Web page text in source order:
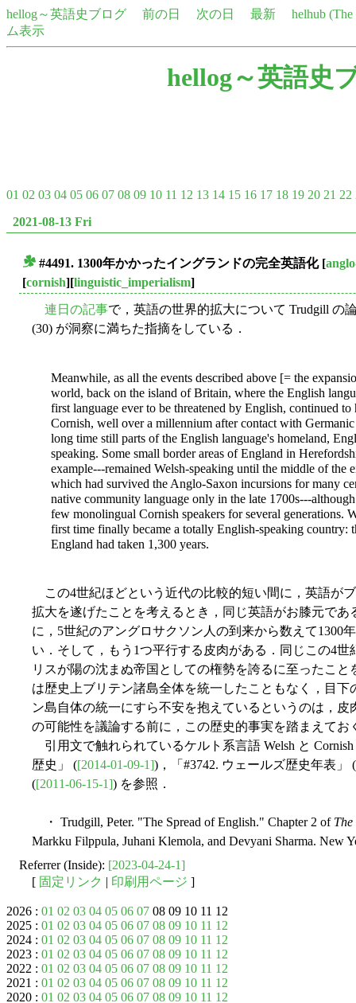
hellog～英語史ブログ 前の日 次の日 最新
helhub
ム表示
hellog～英語史
01 02 03 04 05 06 07 08 09 10 11 12 13 14 15 16 17 18 19 20 21 22
2021-08-13 Fri
#4491. 1300年かかったイングランドの完全英語化[
[cornish][linguistic_imperialism]
連日の記事で，英語の世界的拡大について Trudgill の
(30) が洞察に満ちた指摘をしている．
Meanwhile, as all the events described above [= the
world, back on the island of Britain, where the English
first language ever to be threatened by English, continued
Cornish, well over a millennium after contact with
long time still parts of the English language's homeland,
speaking. Some small border areas of England in
example---remained Welsh-speaking until the middle of the
which had survived the Anglo-Saxon incursions for many
native community language only in the late 1700s---
few monolingual Cornish speakers for several generations.
first time finally became a totally English-speaking country:
England had taken 1,300 years.
この4世紀ほどという近代の比較的短い間に，英語が
拡大を遂げたことを考えるとき，同じ英語がお膝元で
に，5世紀のアングロサクソン人の到来から数えて1300
い．そして，もう1つ平行する皮肉がある．同じこの4
リスが陽の沈まぬ帝国としての権勢を誇るに至ったこ
は歴史上ブリテン諸島全体を統一したこともなく，目
ン島自体の統一にすら不安を抱えているというのは，
の可能性を議論する前に，この歴史的事実を踏まえてお
引用文で触れられているケルト系言語 Welsh と
歴史」 ([2014-01-09-1])，「#3742. ウェールズ歴史年表」 (
([2011-06-15-1]) を参照．
・ Trudgill, Peter. "The Spread of English." Chapter 2 of
Markku Filppula, Juhani Klemola, and Devyani Sharma. New
Referrer (Inside): [2023-04-24-1]
[ 固定リンク | 印刷用ページ ]
2026 : 01 02 03 04 05 06 07 08 09 10 11 12
2025 : 01 02 03 04 05 06 07 08 09 10 11 12
2024 : 01 02 03 04 05 06 07 08 09 10 11 12
2023 : 01 02 03 04 05 06 07 08 09 10 11 12
2022 : 01 02 03 04 05 06 07 08 09 10 11 12
2021 : 01 02 03 04 05 06 07 08 09 10 11 12
2020 : 01 02 03 04 05 06 07 08 09 10 11 12